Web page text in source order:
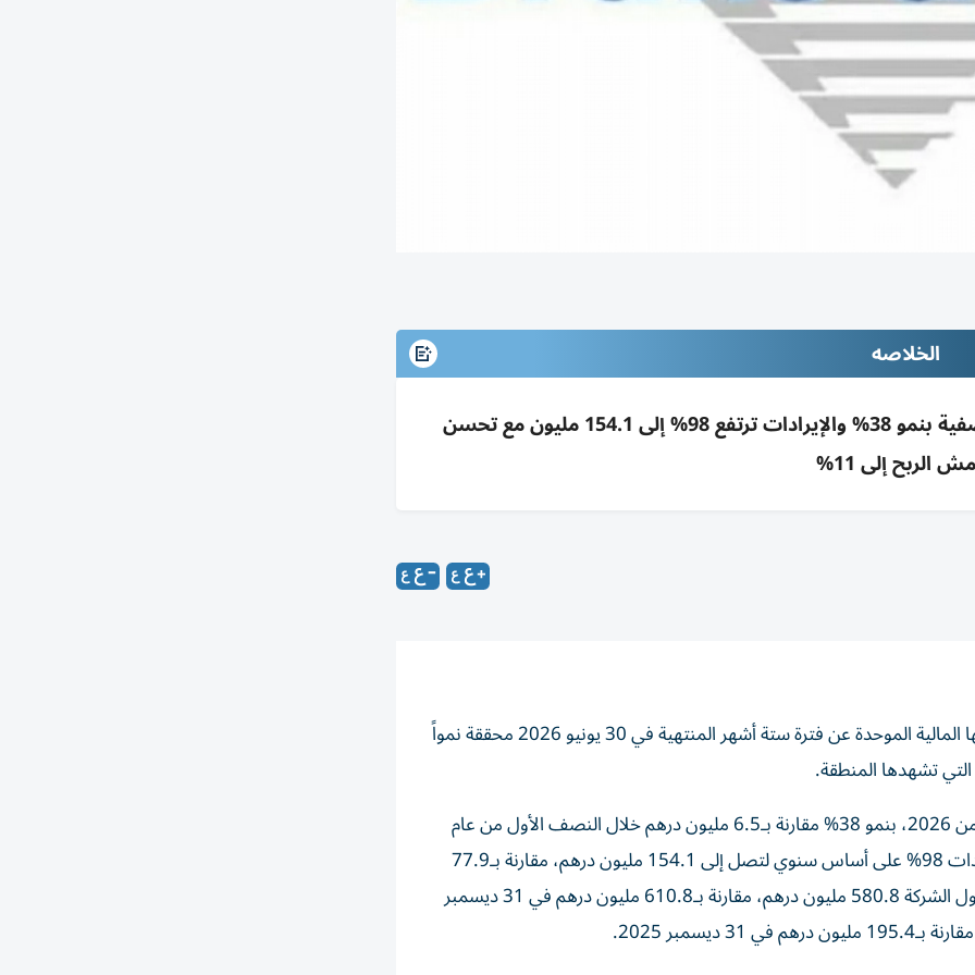
الخلاصه
«دريك آند سكل» تحقق 9 ملايين درهم أرباحاً نصفية بنمو 38% والإيرادات ترتفع 98% إلى 154.1 مليون مع تحسن
الربح إلى 11%
أعلنت شركة «دريك آند سكل إنترناشيونال»، الجمعة، نتائجها المالية الموحدة عن فترة ستة أشهر المنتهية في 30 يونيو 2026 محققة نمواً
تشهدها المنطقة.
وبلغ صافي أرباح الشركة 9 ملايين درهم خلال النصف الأول من 2026، بنمو 38% مقارنة بـ6.5 مليون درهم خلال النصف الأول من عام
2025، بزيادة بلغت 38% على أساس سنوي، وقفزت الإيرادات 98% على أساس سنوي لتصل إلى 154.1 مليون درهم، مقارنة بـ77.9
مليون درهم خلال الفترة ذاتها من 2025. وسجل إجمالي أصول الشركة 580.8 مليون درهم، مقارنة بـ610.8 مليون درهم في 31 ديسمبر